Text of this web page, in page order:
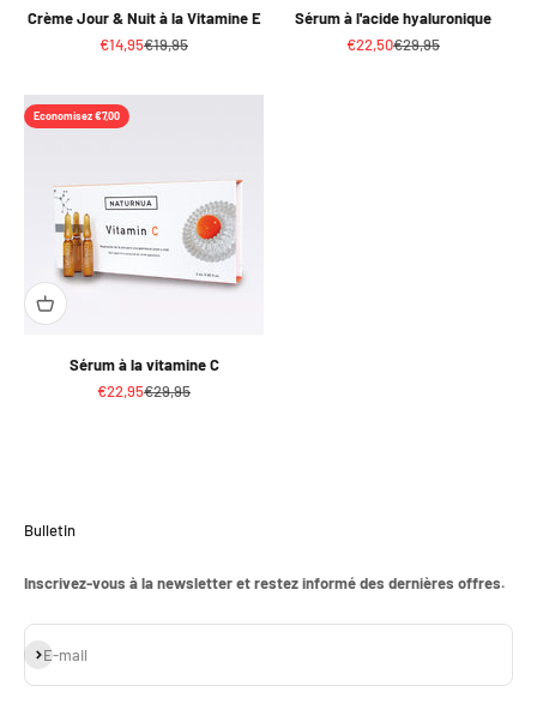
Crème Jour & Nuit à la Vitamine E
Prix de vente
€14,95Prix normal
€19,95
Sérum à l'acide hyaluronique
Prix de vente
€22,50Prix normal
€29,95
Economisez €7,00
Sérum à la vitamine C
Prix de vente
€22,95Prix normal
€29,95
Bulletin
Inscrivez-vous à la newsletter et restez informé des dernières offres.
E-mail
S'inscrire